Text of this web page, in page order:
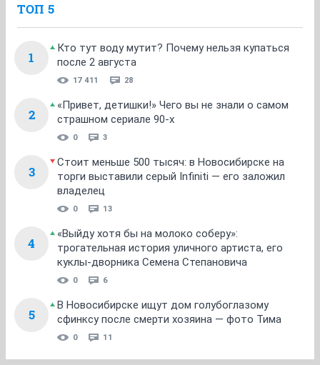
ТОП 5
1
Кто тут воду мутит? Почему нельзя купаться
после 2 августа
17 411 28
2
«Привет, детишки!» Чего вы не знали о самом
страшном сериале 90-х
0 3
3
Стоит меньше 500 тысяч: в Новосибирске на
торги выставили серый Infiniti — его заложил
владелец
0 13
4
«Выйду хотя бы на молоко соберу»:
трогательная история уличного артиста, его
куклы-дворника Семена Степановича
0 6
5
В Новосибирске ищут дом голубоглазому
сфинксу после смерти хозяина — фото Тима
0 11